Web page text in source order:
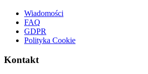
Wiadomości
FAQ
GDPR
Polityka Cookie
Kontakt